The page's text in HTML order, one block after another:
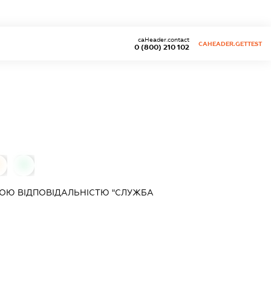
0 (800) 210 102
caHeader.contact
CAHEADER.GETTEST
ВІДПОВІДАЛЬНІСТЮ "СЛУЖБА